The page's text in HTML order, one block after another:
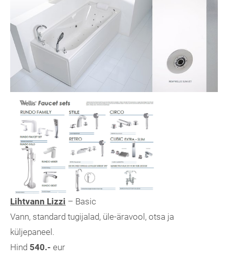
Lihtvann Lizzi – Basic
Vann, standard tugijalad, üle-äravool, otsa ja
küljepaneel.
Hind 540.- eur